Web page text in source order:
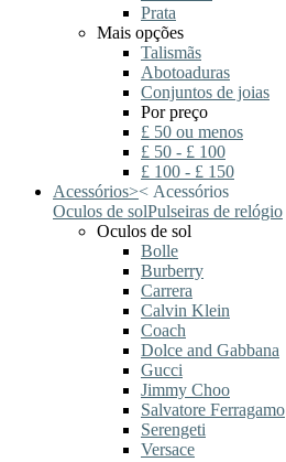
Prata
Mais opções
Talismãs
Abotoaduras
Conjuntos de joias
Por preço
£ 50 ou menos
£ 50 - £ 100
£ 100 - £ 150
Acessórios>< Acessórios
Oculos de solPulseiras de relógio
Oculos de sol
Bolle
Burberry
Carrera
Calvin Klein
Coach
Dolce and Gabbana
Gucci
Jimmy Choo
Salvatore Ferragamo
Serengeti
Versace